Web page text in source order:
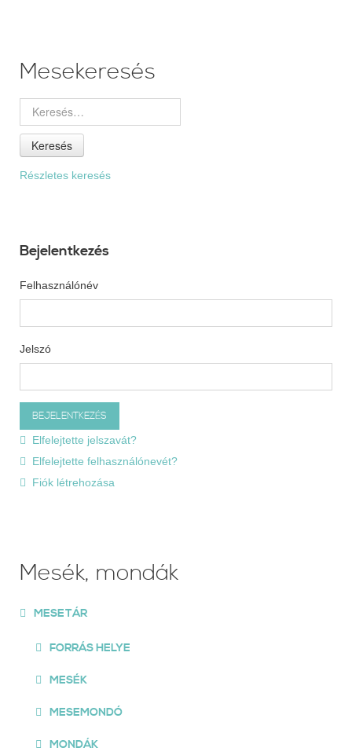
Mesekeresés
Keresés
Részletes keresés
Bejelentkezés
Felhasználónév
Jelszó
Elfelejtette jelszavát?
Elfelejtette felhasználónevét?
Fiók létrehozása
Mesék, mondák
MESETÁR
FORRÁS HELYE
MESÉK
MESEMONDÓ
MONDÁK